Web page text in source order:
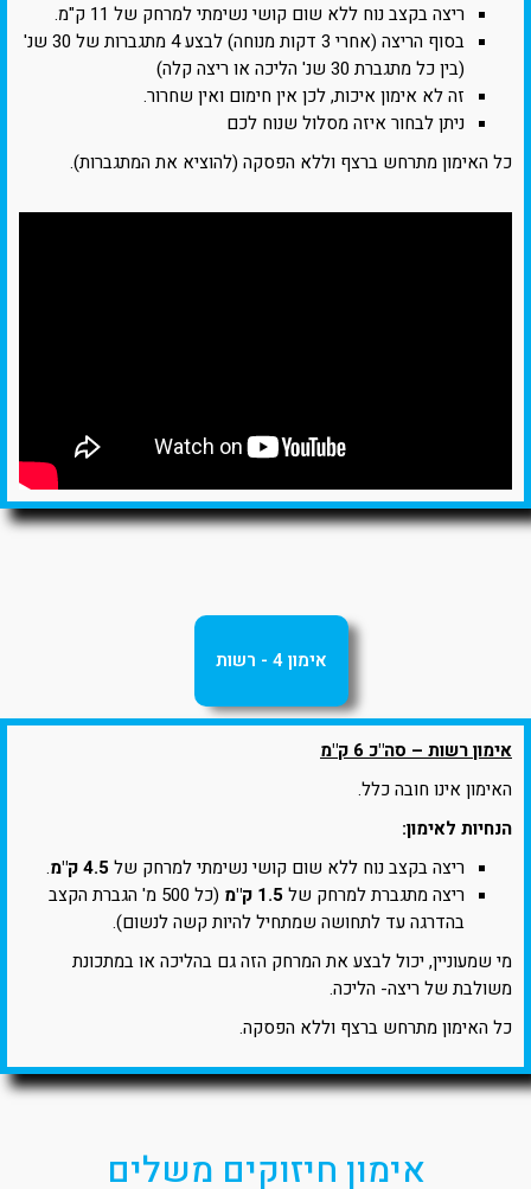
ריצה בקצב נוח ללא שום קושי נשימתי למרחק של 11 ק"מ.
בסוף הריצה (אחרי 3 דקות מנוחה) לבצע 4 מתגברות של 30 שנ'
(בין כל מתגברת 30 שנ' הליכה או ריצה קלה)
זה לא אימון איכות, לכן אין חימום ואין שחרור.
ניתן לבחור איזה מסלול שנוח לכם
כל האימון מתרחש ברצף וללא הפסקה (להוציא את המתגברות).
אימון 4 - רשות
אימון רשות – סה"כ 6 ק"מ
האימון אינו חובה כלל.
הנחיות לאימון:
ריצה בקצב נוח ללא שום קושי נשימתי למרחק של4.5 ק"מ
.
ריצה מתגברת למרחק של1.5 ק"מ
(כל 500 מ' הגברת הקצב
בהדרגה עד לתחושה שמתחיל להיות קשה לנשום).
מי שמעוניין, יכול לבצע את המרחק הזה גם בהליכה או במתכונת
משולבת של ריצה- הליכה.
כל האימון מתרחש ברצף וללא הפסקה.
אימון חיזוקים משלים